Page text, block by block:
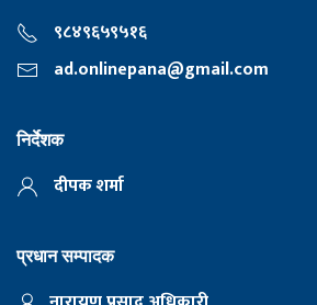
९८४९६५९५१६
ad.onlinepana@gmail.com
निर्देशक
दीपक शर्मा
प्रधान सम्पादक